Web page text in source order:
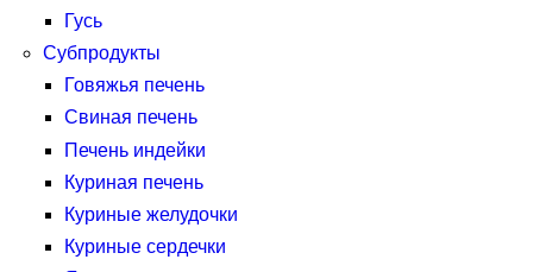
Гусь
Субпродукты
Говяжья печень
Свиная печень
Печень индейки
Куриная печень
Куриные желудочки
Куриные сердечки